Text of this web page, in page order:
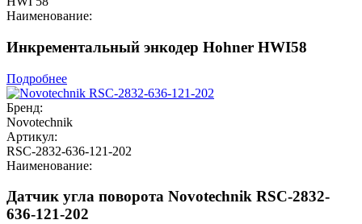
Наименование:
Инкрементальный энкодер Hohner HWI58
Подробнее
Бренд:
Novotechnik
Артикул:
RSC-2832-636-121-202
Наименование:
Датчик угла поворота Novotechnik RSC-2832-
636-121-202